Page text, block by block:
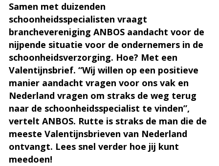
Samen met duizenden
schoonheidsspecialisten vraagt
branchevereniging ANBOS aandacht voor de
nijpende situatie voor de ondernemers in de
schoonheidsverzorging. Hoe? Met een
Valentijnsbrief. “Wij willen op een positieve
manier aandacht vragen voor ons vak en
Nederland vragen om straks de weg terug
naar de schoonheidsspecialist te vinden”,
vertelt ANBOS. Rutte is straks de man die de
meeste Valentijnsbrieven van Nederland
ontvangt. Lees snel verder hoe jij kunt
meedoen!